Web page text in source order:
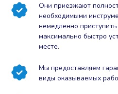
Они приезжают
необходимыми
немедленно
максимально быстро
месте.
Мы предоставляем
виды оказываемых